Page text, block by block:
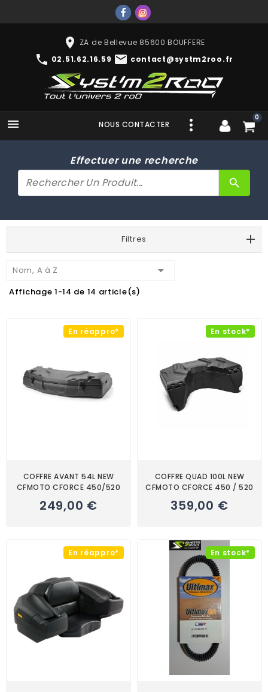
place ZA de Bellevue 85600 BOUFFERE
phone 02.51.62.16.59 mail contact@systm2roo.fr
 0
NOUS CONTACTER
Effectuer une recherche
search
Filtres
Nom, A à Z 
Affichage 1-14 de 14 article(s)
En réappro*
COFFRE AVANT 54L NEW
CFMOTO CFORCE 450/520
249,00 €
En stock*
COFFRE QUAD 100L NEW
CFMOTO CFORCE 450 / 520
359,00 €
En réappro* En stock*